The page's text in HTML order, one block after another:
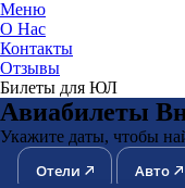
Меню
О Нас
Контакты
Отзывы
Билеты для ЮЛ
Авиабилеты
Укажите даты, чтобы
Отели Авто